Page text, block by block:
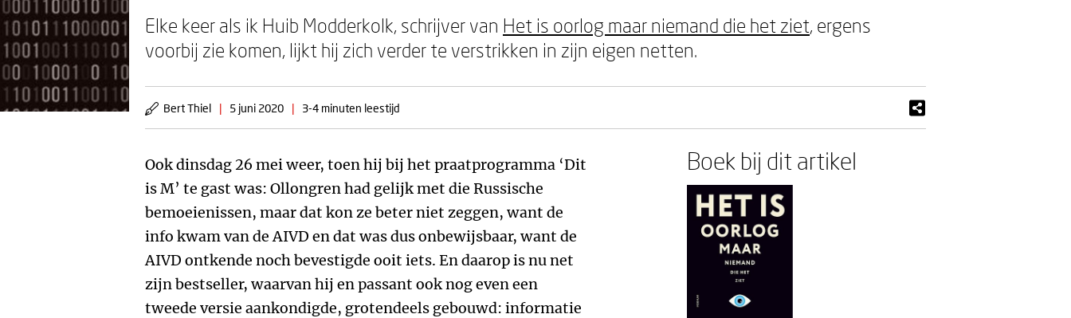
Elke keer als ik Huib Modderkolk, schrijver van Het is oorlog maar niemand die het ziet, ergens
voorbij zie komen, lijkt hij zich verder te verstrikken in zijn eigen netten.
Bert Thiel | 5 juni 2020 | 3-4 minuten leestijd
Ook dinsdag 26 mei weer, toen hij bij het praatprogramma ‘Dit
is M’ te gast was: Ollongren had gelijk met die Russische
bemoeienissen, maar dat kon ze beter niet zeggen, want de
info kwam van de AIVD en dat was dus onbewijsbaar, want de
AIVD ontkende noch bevestigde ooit iets. En daarop is nu net
zijn bestseller, waarvan hij en passant ook nog even een
tweede versie aankondigde, grotendeels gebouwd: informatie
Boek bij dit artikel